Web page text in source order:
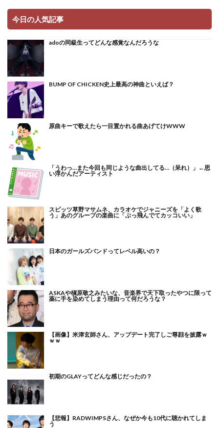
今日の人気記事
adoの同級生ってどんな感覚なんだろうな
BUMP OF CHICKEN史上最高の神曲といえば？
原曲キーで歌えたら一目置かれる曲あげてけWWW
「うわっ…また今回も同じような曲出してる…（呆れ）」←思
い浮かんだアーティスト
スピッツ草野マサムネ、カラオケでジャニーズを「よく歌
う」あのグループの楽曲に「ぶっ飛んでてカッコいい」
日本のガールズバンドってレベル高いの？
ASKAや槇原敬之みたいな、音楽界で天下取ったやつに限って
薬に手を染めてしまう理由って何だろうな？
【画像】米津玄師さん、アップデート完了しご尊顔を披露ｗ
ｗｗ
初期のGLAYってどんな感じだったの？
【悲報】RADWIMPSさん、なぜか今も10代に聴かれてしま
う